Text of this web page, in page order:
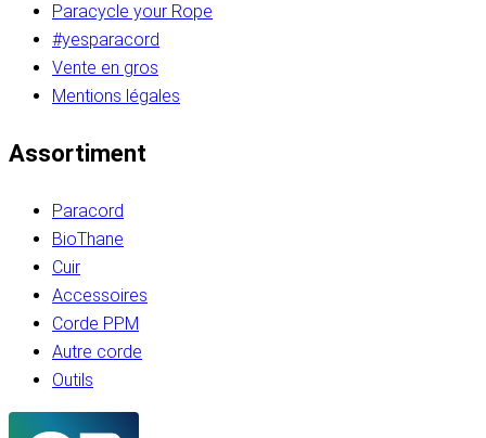
Paracycle your Rope
#yesparacord
Vente en gros
Mentions légales
Assortiment
Paracord
BioThane
Cuir
Accessoires
Corde PPM
Autre corde
Outils